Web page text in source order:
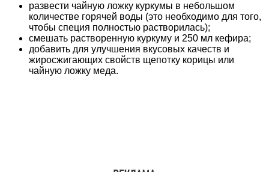
развести чайную ложку куркумы в небольшом
количестве горячей воды (это необходимо для того,
чтобы специя полностью растворилась);
смешать растворенную куркуму и 250 мл кефира;
добавить для улучшения вкусовых качеств и
жиросжигающих свойств щепотку корицы или
чайную ложку меда.